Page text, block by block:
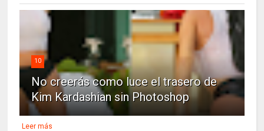
10
No creerás como luce el trasero de
Kim Kardashian sin Photoshop
Leer más